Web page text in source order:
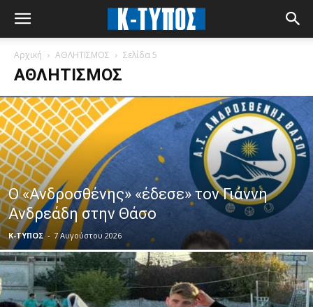
Αρχική ΑΘΛΗΤΙΣΜΟΣ Σελίδα 5
ΑΘΛΗΤΙΣΜΟΣ
Ο «Ανδροσθένης» «έδεσε» τον Γιάννη
Ανδρεάδη στην Θάσο
Κ-ΤΥΠΟΣ - 7 Αυγούστου 2026